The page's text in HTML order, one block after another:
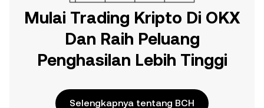
Mulai Trading Kripto Di OKX
Dan Raih Peluang
Penghasilan Lebih Tinggi
Selengkapnya tentang BCH